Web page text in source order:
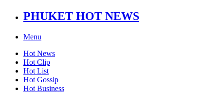
PHUKET HOT NEWS
Menu
Hot News
Hot Clip
Hot List
Hot Gossip
Hot Business